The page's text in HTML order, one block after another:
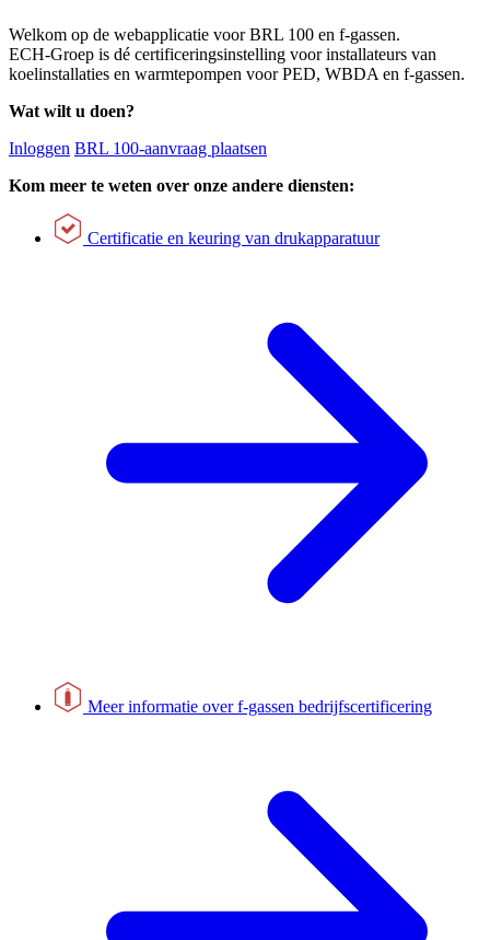
Welkom op de webapplicatie voor BRL 100 en f-gassen.
ECH-Groep is dé certificeringsinstelling voor installateurs van
koelinstallaties en warmtepompen voor PED, WBDA en f-gassen.
Wat wilt u doen?
Inloggen BRL 100-aanvraag plaatsen
Kom meer te weten over onze andere diensten:
Certificatie en keuring van drukapparatuur
Meer informatie over f-gassen bedrijfscertificering